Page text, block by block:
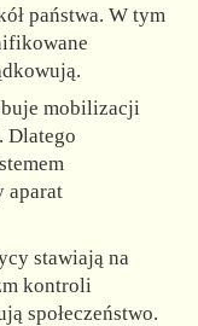
państwa. W tym
mobilizacji
Dlatego
aparat
stawiają na
kontroli
społeczeństwo.